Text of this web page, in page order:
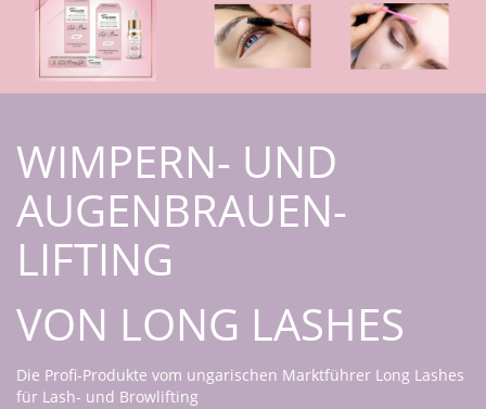
WIMPERN- UND
AUGENBRAUEN-
LIFTING
VON LONG LASHES
Die Profi-Produkte vom ungarischen Marktführer Long Lashes
für Lash- und Browlifting